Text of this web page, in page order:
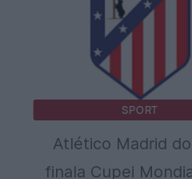
SPORT
Atlético Madrid
finala Cupei